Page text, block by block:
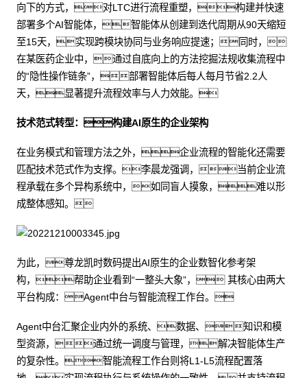
向下的方式，对LTC进行流程重塑，构建并快速
部署多个AI智能体，智能体从创建到迭代周期从90天缩短
至15天，实现跨模块协同与业务响应提速；同时，
在某医药企业中，通过自底向上的方法挖掘法规收集流程中
的“隐性操作链条”，部署智能体后每人每月节省2.2人
天，显著提升流程效率与人力效能。
技术范式转型：构建AI原生的企业架构
在业务模式和管理方法之外，企业流程的智能化还需要
匹配技术范式作为支撑。李晨龙强调，当前企业流
程承载在多个异构系统中，如同盲人摸象，难以形
成整体感知。
为此，尊龙凯时数码提出AI原生的企业数智化参考架
构，帮助企业看到“一整头大象”， 其核心由两大
平台构成：Agent中台与智能流程工作台。
Agent中台汇聚企业内外的系统、数据、知识和模
型资源，通过统一调度与管理，解决智能体生产
的复杂性。智能流程工作台则将L1-L5流程配置落